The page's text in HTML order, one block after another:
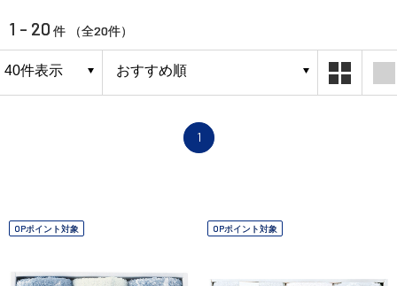
1 - 20 件 （全20件）
1
OPポイント対象 OPポイント対象